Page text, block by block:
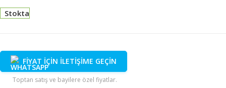
Stokta
FİYAT İÇİN İLETİŞİME GEÇİN
Toptan satış ve bayilere özel fiyatlar.